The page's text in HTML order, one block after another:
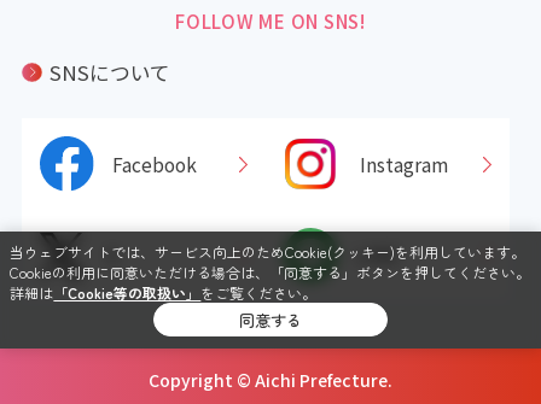
FOLLOW ME ON SNS!
SNSについて
Facebook Instagram
X LINE
Copyright © Aichi Prefecture.
当ウェブサイトでは、サービス向上のためCookie(クッキー)を利用しています。
Cookieの利用に同意いただける場合は、「同意する」ボタンを押してください。
詳細は 「Cookie等の取扱い」 をご覧ください。
同意する